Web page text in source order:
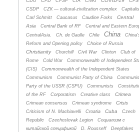
CSDP
CZК — cultural-zivilization complex
Carl Schmitt
Caucasus Caudine Forks
Central
Asia
Central Bank of RF
Central and Eastern
CentralAsia.
Ch. de Gaulle Chile China
Reform and Opening policy
Choice of Russia
Christianity Churchill Civil War Clinton
Club of
Rome
Cold War
Commonwealth of Independent
(CIS)
Commonwealth of the Independent States
Communism
Communist Party of China
Party of the USSR (CSPU)
Communists
of the RF
Corporatism Creative class Crimea
Crimean consensus Crimean syndrome Crisis
Criticism of N. Machiavelli Croatia Cuba
Czech
Republic
Czechoslovak Legion
Cоциализм с
китайской спецификой
D. Rousseff
Deepfakes